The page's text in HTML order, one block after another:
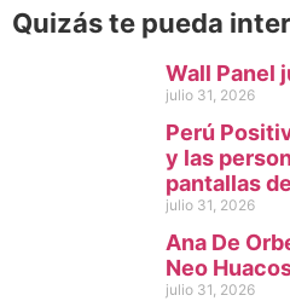
Quizás te pueda
Wall Panel
julio 31, 2026
Perú
y las
pantallas
julio 31, 2026
Ana De
Neo
julio 31, 2026